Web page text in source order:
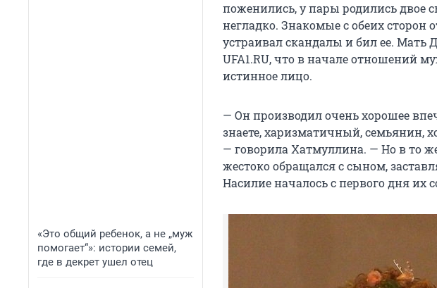
«Это общий ребенок, а не „муж
помогает“»: истории семей,
где в декрет ушел отец
поженились, у пары родились двое
негладко. Знакомые с обеих сторон
устраивал скандалы и бил ее. Мать
UFA1.RU, что в начале отношений
истинное лицо.
— Он производил очень хорошее
знаете, харизматичный, семьянин,
— говорила Хатмуллина. — Но в то
жестоко обращался с сыном,
Насилие началось с первого дня их